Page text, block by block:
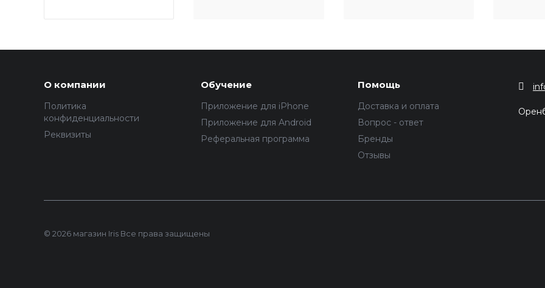
О компании
Политика
конфиденциальности
Реквизиты
Обучение
Приложение для iPhone
Приложение для Android
Реферальная программа
Помощь
Доставка и оплата
Вопрос - ответ
Бренды
Отзывы
© 2026 магазин Iris Все права защищены